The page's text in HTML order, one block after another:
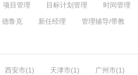
项目管理 目标计划管理 时间管理
德鲁克 新任经理 管理辅导/带教
西安市(1) 天津市(1) 广州市(1)